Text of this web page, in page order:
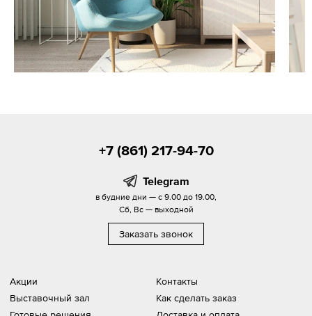
Акции
Выставочный зал
Контакты
Как сделать заказ
+7 (861) 217-94-70
Telegram
в будние дни — с 9.00 до 19.00,
Сб, Вс — выходной
Заказать звонок